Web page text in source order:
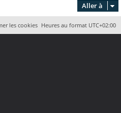
h
r
Aller à
Heures au format UTC+02:00
les cookies